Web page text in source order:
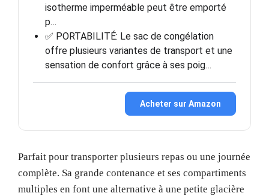
isotherme imperméable peut être emporté
p…
✅ PORTABILITÉ: Le sac de congélation
offre plusieurs variantes de transport et une
sensation de confort grâce à ses poig…
Acheter sur Amazon
Parfait pour transporter plusieurs repas ou une journée
complète. Sa grande contenance et ses compartiments
multiples en font une alternative à une petite glacière